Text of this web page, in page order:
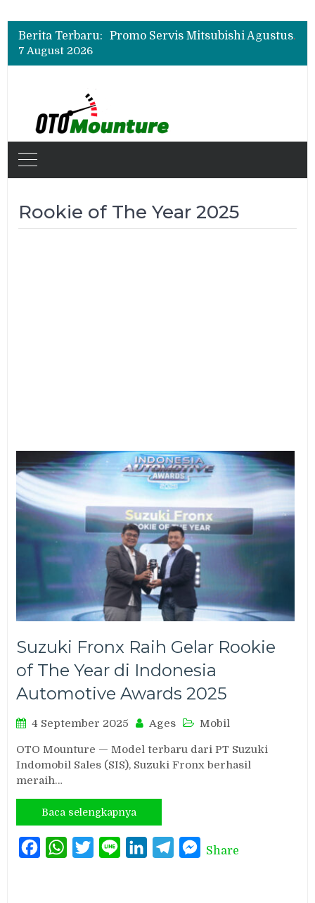
Berita Terbaru:
Bukan Cuma Layar 14,6 Inci, Ini Fitur Pintar Changan Nevo Q05 yang Dibanderol Rp309 Juta
Promo Servis Mitsubishi Agustus 2026, Ada Diskon ESP dan Bodi & Cat Kilau Merdeka
Bukan Cuma Layar 14,6 Inci, Ini Fitur Pintar Changan Nevo Q05 yang Dibanderol Rp309 Juta
7 August 2026
Rookie of The Year 2025
Suzuki Fronx Raih Gelar Rookie
of The Year di Indonesia
Automotive Awards 2025
4 September 2025 Ages Mobil
OTO Mounture — Model terbaru dari PT Suzuki
Indomobil Sales (SIS), Suzuki Fronx berhasil
meraih…
Baca selengkapnya
FacebookWhatsAppTwitterLine LinkedInTelegramMessenger
Share